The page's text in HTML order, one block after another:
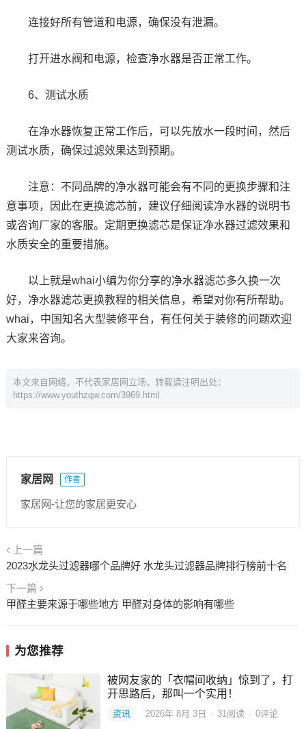
连接好所有管道和电源，确保没有泄漏。
打开进水阀和电源，检查净水器是否正常工作。
6、测试水质
在净水器恢复正常工作后，可以先放水一段时间，然后
测试水质，确保过滤效果达到预期。
注意：不同品牌的净水器可能会有不同的更换步骤和注
意事项，因此在更换滤芯前，建议仔细阅读净水器的说明书
或咨询厂家的客服。定期更换滤芯是保证净水器过滤效果和
水质安全的重要措施。
以上就是whai小编为你分享的净水器滤芯多久换一次
好，净水器滤芯更换教程的相关信息，希望对你有所帮助。
whai，中国知名大型装修平台，有任何关于装修的问题欢迎
大家来咨询。
本文来自网络，不代表家居网立场，转载请注明出处：
https://www.youthzqw.com/3969.html
家居网 作者
家居网-让您的家居更安心
上一篇
2023水龙头过滤器哪个品牌好 水龙头过滤器品牌排行榜前十名
下一篇
甲醛主要来源于哪些地方 甲醛对身体的影响有哪些
为您推荐
被网友家的「衣帽间收纳」惊到了，打
开思路后，那叫一个实用！
资讯 2026年 8月 3日 · 31 阅读 · 0评论